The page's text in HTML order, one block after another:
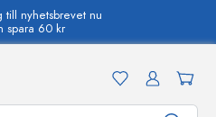
nyhetsbrevet nu
spara 60 kr